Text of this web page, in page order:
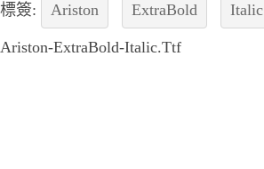
標簽: Ariston ExtraBold Italic
Ariston-ExtraBold-Italic.Ttf